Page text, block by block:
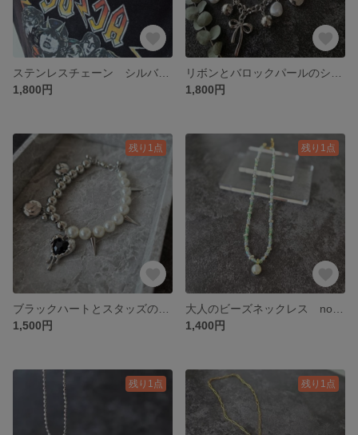
1,800円
1,800円
残り1点
1,500円
残り1点
1,400円
残り1点 残り1点